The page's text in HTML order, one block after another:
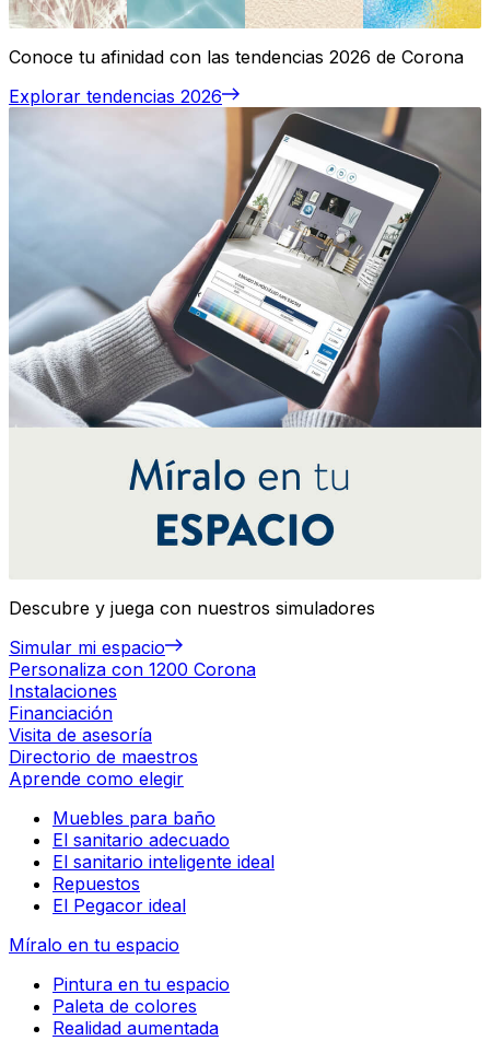
Conoce tu afinidad con las tendencias 2026 de Corona
Explorar tendencias 2026
Descubre y juega con nuestros simuladores
Simular mi espacio
Personaliza con 1200 Corona
Instalaciones
Financiación
Visita de asesoría
Directorio de maestros
Aprende como elegir
Muebles para baño
El sanitario adecuado
El sanitario inteligente ideal
Repuestos
El Pegacor ideal
Míralo en tu espacio
Pintura en tu espacio
Paleta de colores
Realidad aumentada